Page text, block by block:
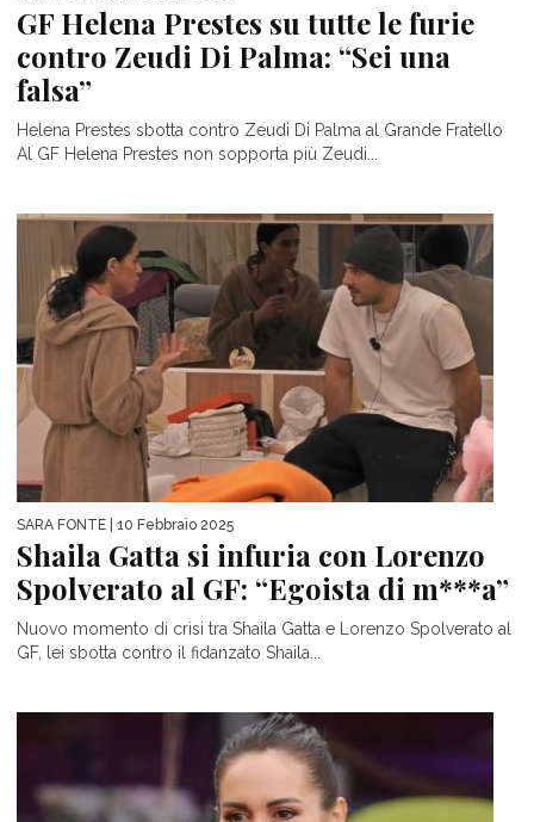
GF Helena Prestes su tutte le furie
contro Zeudi Di Palma: “Sei una
falsa”
Helena Prestes sbotta contro Zeudi Di Palma al Grande Fratello
Al GF Helena Prestes non sopporta più Zeudi...
SARA FONTE | 10 Febbraio 2025
Shaila Gatta si infuria con Lorenzo
Spolverato al GF: “Egoista di m***a”
Nuovo momento di crisi tra Shaila Gatta e Lorenzo Spolverato al
GF, lei sbotta contro il fidanzato Shaila...